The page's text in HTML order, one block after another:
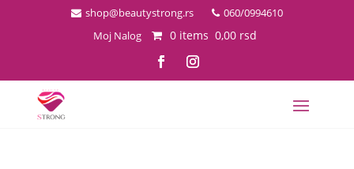
shop@beautystrong.rs
060/0994610
Moj Nalog
0 items 0,00 rsd